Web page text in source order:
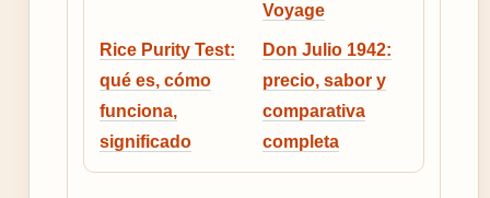
Voyage
Rice Purity Test:
qué es, cómo
funciona,
significado
Don Julio 1942:
precio, sabor y
comparativa
completa